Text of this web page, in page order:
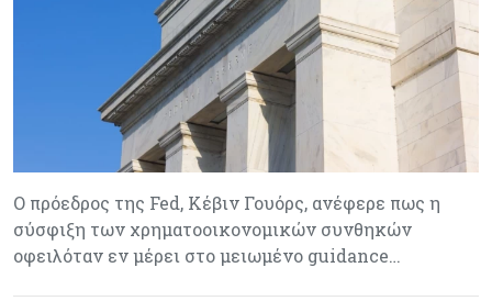
Ο πρόεδρος της Fed, Κέβιν Γουόρς, ανέφερε πως η
σύσφιξη των χρηματοοικονομικών συνθηκών
οφειλόταν εν μέρει στο μειωμένο guidance…